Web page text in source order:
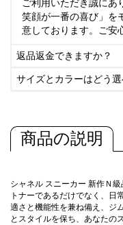
ご利用いただき誠にあ
笑顔が一番の喜び」を
意しております。ご安
返品返金できますか？
サイズとカラーはどう
商品の説明
シャネル スニーカー 新作Ｎ
トナーであるだけでなく、日
適さと機能性を兼ね備え、ジ
とスタイルを保ち、あなたの